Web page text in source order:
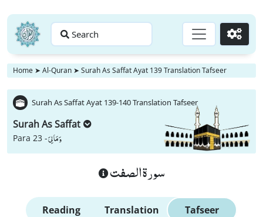
Search Go
Home ➤ Al-Quran ➤ Surah As Saffat Ayat 139 Translation Tafseer
Surah As Saffat Ayat 139-140 Translation Tafseer
Surah As Saffat
Para 23 -وَ مَا لِیَ
سورة الصفت
Reading Translation Tafseer